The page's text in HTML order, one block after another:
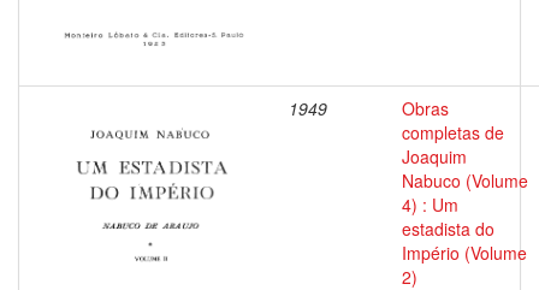
1949
Obras
completas de
Joaquim
Nabuco (Volume
4) : Um
estadista do
Império (Volume
2)